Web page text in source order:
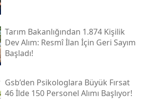
Tarım Bakanlığından 1.874 Kişilik
Dev Alım: Resmî İlan İçin Geri Sayım
Başladı!
Gsb’den Psikologlara Büyük Fırsat
46 İlde 150 Personel Alımı Başlıyor!